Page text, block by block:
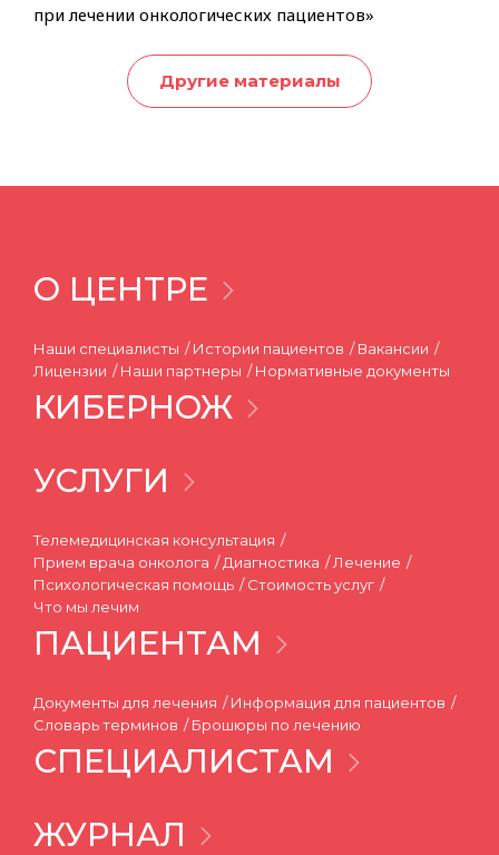
при лечении онкологических пациентов»
Другие материалы
О ЦЕНТРЕ
Наши специалисты Истории пациентов
Вакансии
Лицензии
Наши партнеры Нормативные документы
КИБЕРНОЖ
УСЛУГИ
Телемедицинская консультация
Прием врача онколога
Диагностика
Лечение
Психологическая помощь
Стоимость услуг
Что мы лечим
ПАЦИЕНТАМ
Документы для лечения
Информация для пациентов
Словарь терминов
Брошюры по лечению
СПЕЦИАЛИСТАМ
ЖУРНАЛ